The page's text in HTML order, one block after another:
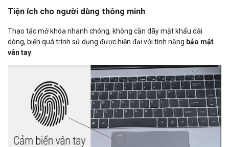
Tiện ích cho người dùng thông minh
Thao tác mở khóa nhanh chóng, không cần dãy mật khẩu dài
dòng, biến quá trình sử dụng được hiện đại với tính năng bảo mật
vân tay